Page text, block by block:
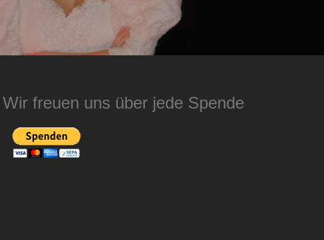
Wir freuen uns über jede Spende